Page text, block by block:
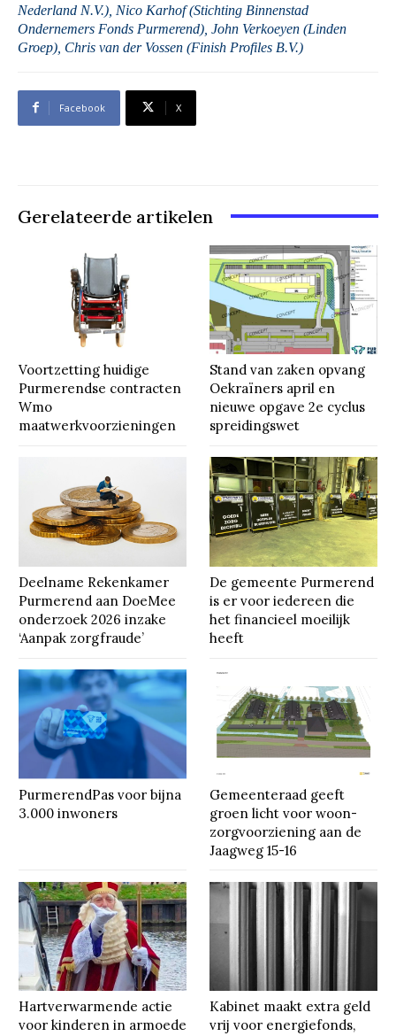
Nederland N.V.), Nico Karhof (Stichting Binnenstad
Ondernemers Fonds Purmerend), John Verkoeyen (Linden
Groep), Chris van der Vossen (Finish Profiles B.V.)
Facebook X
Gerelateerde artikelen
Voortzetting huidige
Purmerendse contracten
Wmo
maatwerkvoorzieningen
Stand van zaken opvang
Oekraïners april en
nieuwe opgave 2e cyclus
spreidingswet
Deelname Rekenkamer
Purmerend aan DoeMee
onderzoek 2026 inzake
‘Aanpak zorgfraude’
De gemeente Purmerend
is er voor iedereen die
het financieel moeilijk
heeft
PurmerendPas voor bijna
3.000 inwoners
Gemeenteraad geeft
groen licht voor woon-
zorgvoorziening aan de
Jaagweg 15-16
Hartverwarmende actie
voor kinderen in armoede
Kabinet maakt extra geld
vrij voor energiefonds,